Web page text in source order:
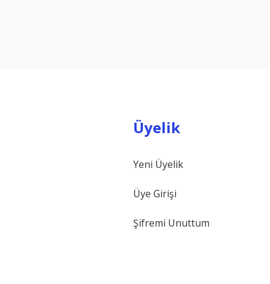
Üyelik
Yeni Üyelik
Üye Girişi
Şifremi Unuttum